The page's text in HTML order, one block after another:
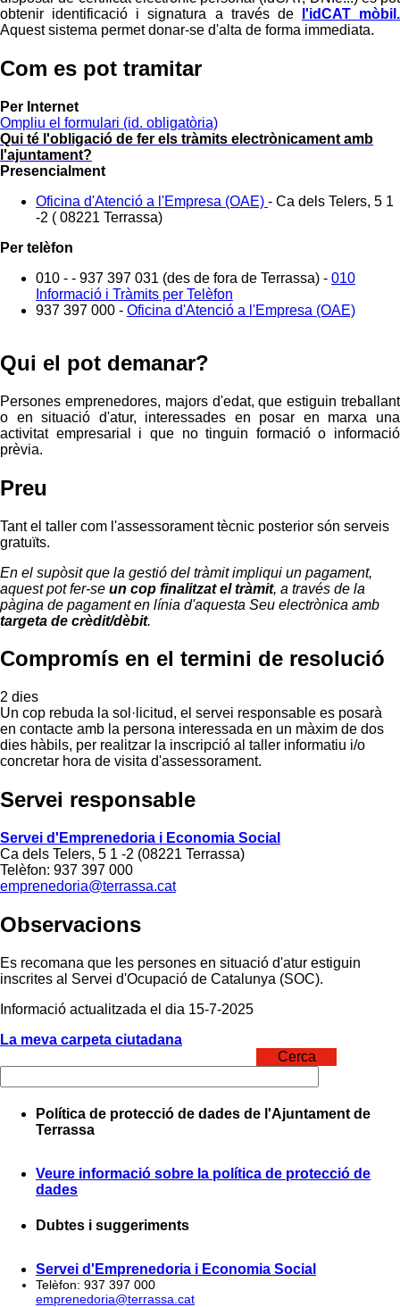
obtenir identificació i signatura a través de
l'idCAT mòbil.
Aquest sistema permet donar-se d'alta de forma immediata.
Com es pot tramitar
Per Internet
Ompliu el formulari (id. obligatòria)
Qui té l'obligació de fer els tràmits electrònicament amb
l'ajuntament?
Presencialment
Oficina d'Atenció a l'Empresa (OAE) - Ca dels Telers, 5 1
-2 ( 08221 Terrassa)
Per telèfon
010 - - 937 397 031 (des de fora de Terrassa) - 010
Informació i Tràmits per Telèfon
937 397 000 - Oficina d'Atenció a l'Empresa (OAE)
Qui el pot demanar?
Persones emprenedores, majors d'edat, que estiguin treballant
o en situació d'atur, interessades en posar en marxa una
activitat empresarial i que no tinguin formació o informació
prèvia.
Preu
Tant el taller com l'assessorament tècnic posterior són serveis
gratuïts.
En el supòsit que la gestió del tràmit impliqui un pagament,
aquest pot fer-se un cop finalitzat el tràmit, a través de la
pàgina de pagament en línia d'aquesta Seu electrònica amb
targeta de crèdit/dèbit.
Compromís en el termini de resolució
2 dies
Un cop rebuda la sol·licitud, el servei responsable es posarà
en contacte amb la persona interessada en un màxim de dos
dies hàbils, per realitzar la inscripció al taller informatiu i/o
concretar hora de visita d'assessorament.
Servei responsable
Servei d'Emprenedoria i Economia Social
Ca dels Telers, 5 1 -2 (08221 Terrassa)
Telèfon: 937 397 000
emprenedoria@terrassa.cat
Observacions
Es recomana que les persones en situació d'atur estiguin
inscrites al Servei d'Ocupació de Catalunya (SOC).
Informació actualitzada el dia 15-7-2025
La meva carpeta ciutadana
Cerca
Política de protecció de dades de l'Ajuntament de
Terrassa
Veure informació sobre la política de protecció de
dades
Dubtes i suggeriments
Servei d'Emprenedoria i Economia Social
Telèfon: 937 397 000
emprenedoria@terrassa.cat